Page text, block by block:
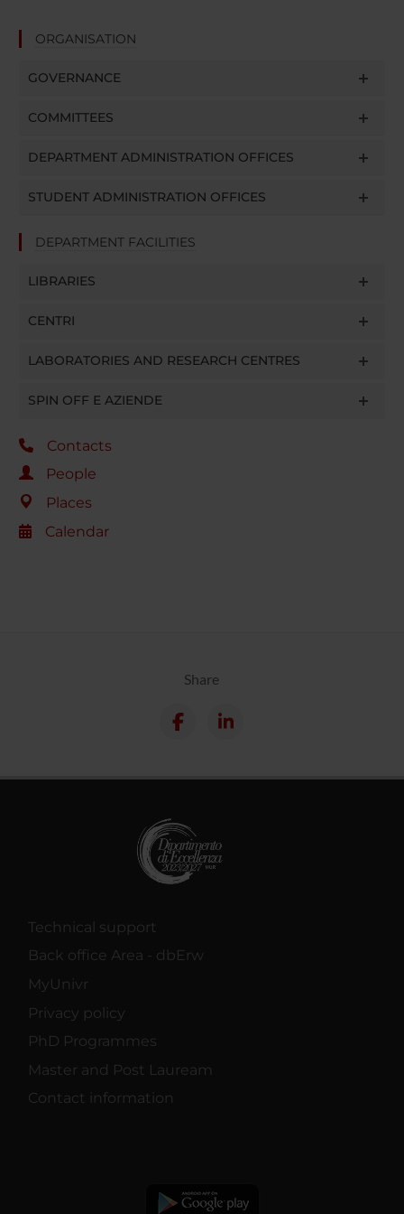
ORGANISATION
GOVERNANCE
COMMITTEES
DEPARTMENT ADMINISTRATION OFFICES
STUDENT ADMINISTRATION OFFICES
DEPARTMENT FACILITIES
LIBRARIES
CENTRI
LABORATORIES AND RESEARCH CENTRES
SPIN OFF E AZIENDE
Contacts
People
Places
Calendar
Share
Technical support
Back office Area - dbErw
MyUnivr
Privacy policy
PhD Programmes
Master and Post Lauream
Contact information